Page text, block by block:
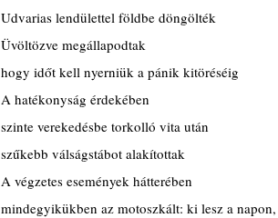
Udvarias lendülettel földbe döngölték
Üvöltözve megállapodtak
hogy időt kell nyerniük a pánik kitöréséig
A hatékonyság érdekében
szinte verekedésbe torkolló vita után
szűkebb válságstábot alakítottak
A végzetes események hátterében
mindegyikükben az motoszkált: ki lesz a